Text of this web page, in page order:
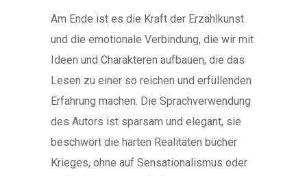
Am Ende ist es die Kraft der Erzählkunst
und die emotionale Verbindung, die wir mit
Ideen und Charakteren aufbauen, die das
Lesen zu einer so reichen und erfüllenden
Erfahrung machen. Die Sprachverwendung
des Autors ist sparsam und elegant, sie
beschwört die harten Realitäten bücher
Krieges, ohne auf Sensationalismus oder